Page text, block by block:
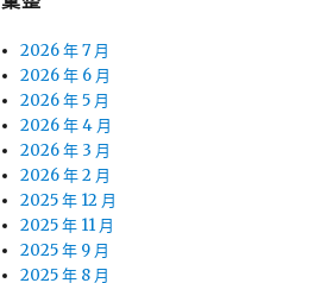
2026 年 7 月
2026 年 6 月
2026 年 5 月
2026 年 4 月
2026 年 3 月
2026 年 2 月
2025 年 12 月
2025 年 11 月
2025 年 9 月
2025 年 8 月